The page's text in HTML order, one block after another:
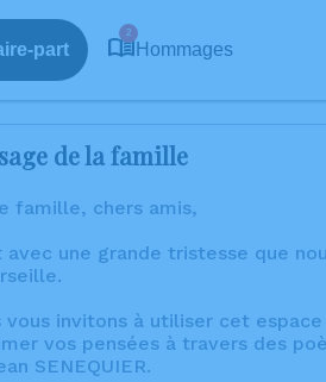
part
2
Hommages
de la famille
famille, chers amis,
avec une grande tristesse que
vous invitons à utiliser cet
vos pensées à travers des
SENEQUIER.